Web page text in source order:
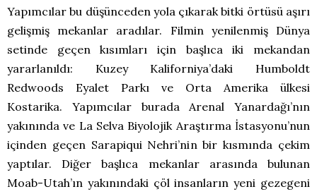
Yapımcılar bu düşünceden yola çıkarak bitki örtüsü aşırı
gelişmiş mekanlar aradılar. Filmin yenilenmiş Dünya
setinde geçen kısımları için başlıca iki mekandan
yararlanıldı: Kuzey Kaliforniya’daki Humboldt
Redwoods Eyalet Parkı ve Orta Amerika ülkesi
Kostarika. Yapımcılar burada Arenal Yanardağı’nın
yakınında ve La Selva Biyolojik Araştırma İstasyonu’nun
içinden geçen Sarapiqui Nehri’nin bir kısmında çekim
yaptılar. Diğer başlıca mekanlar arasında bulunan
Moab-Utah’ın yakınındaki çöl insanların yeni gezegeni